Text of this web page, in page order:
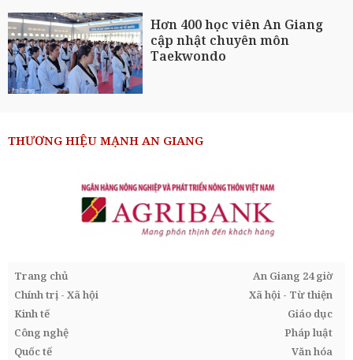
Hơn 400 học viên An Giang
cập nhật chuyên môn
Taekwondo
THƯƠNG HIỆU MẠNH AN GIANG
Trang chủ
An Giang 24 giờ
Chính trị - Xã hội
Xã hội - Từ thiện
Kinh tế
Giáo dục
Công nghệ
Pháp luật
Quốc tế
Văn hóa